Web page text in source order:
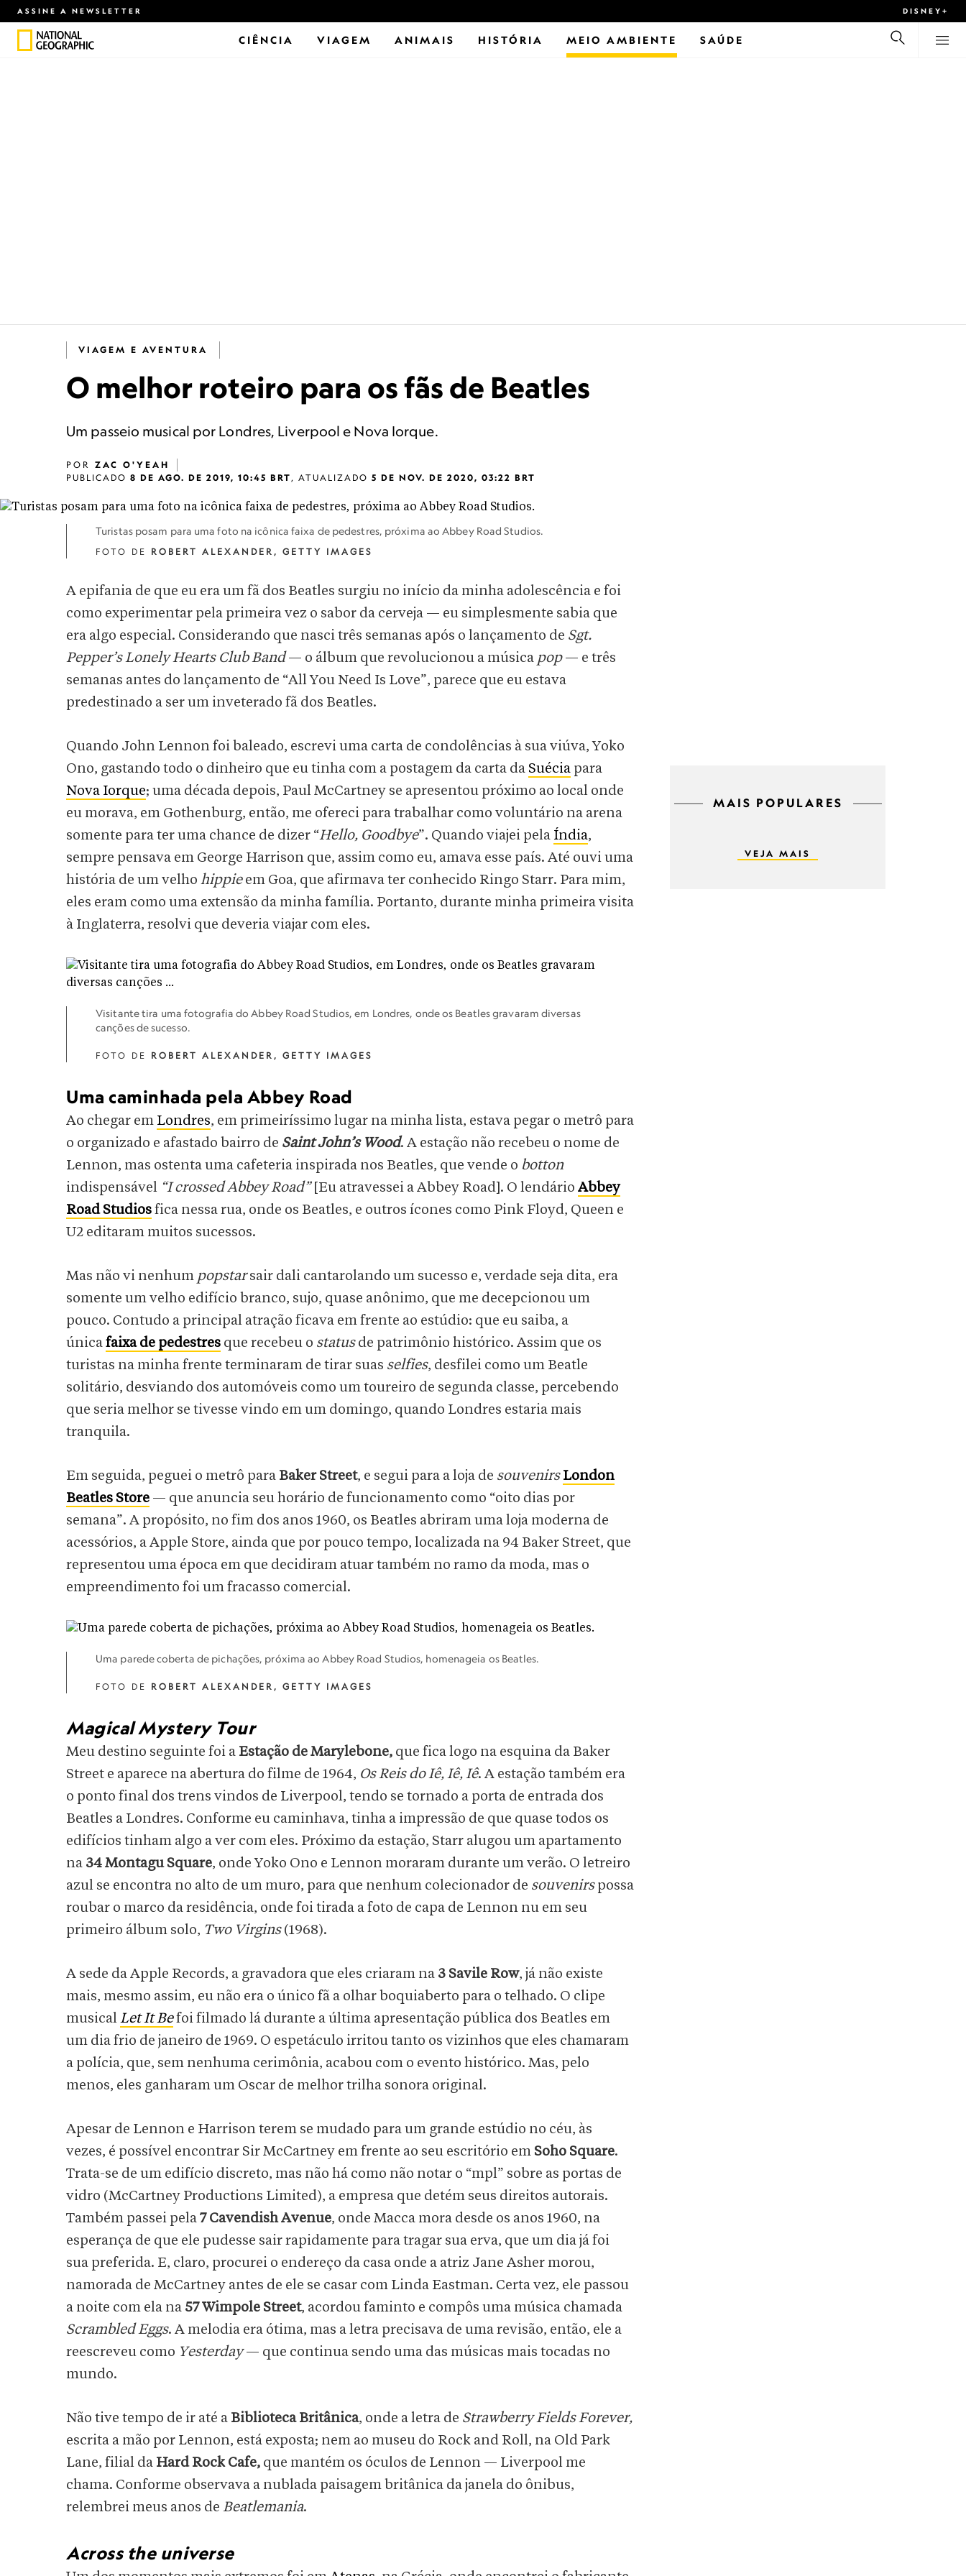
ASSINE A NEWSLETTER DISNEY+
CIÊNCIA VIAGEM ANIMAIS HISTÓRIA MEIO AMBIENTE SAÚDE
VIAGEM E AVENTURA
O melhor roteiro para os fãs de Beatles
Um passeio musical por Londres, Liverpool e Nova Iorque.
POR ZAC O'YEAH
PUBLICADO 8 DE AGO. DE 2019, 10:45 BRT, ATUALIZADO 5 DE NOV. DE 2020, 03:22 BRT
Turistas posam para uma foto na icônica faixa de pedestres, próxima ao Abbey Road Studios.
FOTO DE ROBERT ALEXANDER, GETTY IMAGES
A epifania de que eu era um fã dos Beatles surgiu no início da minha adolescência e foi
como experimentar pela primeira vez o sabor da cerveja — eu simplesmente sabia que
era algo especial. Considerando que nasci três semanas após o lançamento de Sgt.
Pepper’s Lonely Hearts Club Band— o álbum que revolucionou a música pop— e três
semanas antes do lançamento de “All You Need Is Love”, parece que eu estava
predestinado a ser um inveterado fã dos Beatles.
Quando John Lennon foi baleado, escrevi uma carta de condolências à sua viúva, Yoko
Ono, gastando todo o dinheiro que eu tinha com a postagem da carta da Suécia para
Nova Iorque; uma década depois, Paul McCartney se apresentou próximo ao local onde
eu morava, em Gothenburg, então, me ofereci para trabalhar como voluntário na arena
somente para ter uma chance de dizer “Hello, Goodbye”. Quando viajei pela Índia,
sempre pensava em George Harrison que, assim como eu, amava esse país. Até ouvi uma
história de um velho hippieem Goa, que afirmava ter conhecido Ringo Starr. Para mim,
eles eram como uma extensão da minha família. Portanto, durante minha primeira visita
à Inglaterra, resolvi que deveria viajar com eles.
Visitante tira uma fotografia do Abbey Road Studios, em Londres, onde os Beatles gravaram diversas
canções de sucesso.
FOTO DE ROBERT ALEXANDER, GETTY IMAGES
Uma caminhada pela Abbey Road
Ao chegar em Londres, em primeiríssimo lugar na minha lista, estava pegar o metrô para
o organizado e afastado bairro de Saint John’s Wood. A estação não recebeu o nome de
Lennon, mas ostenta uma cafeteria inspirada nos Beatles, que vende o botton
indispensável “I crossed Abbey Road”[Eu atravessei a Abbey Road]. O lendário Abbey
Road Studiosfica nessa rua, onde os Beatles, e outros ícones como Pink Floyd, Queen e
U2 editaram muitos sucessos.
Mas não vi nenhum popstarsair dali cantarolando um sucesso e, verdade seja dita, era
somente um velho edifício branco, sujo, quase anônimo, que me decepcionou um
pouco. Contudo a principal atração ficava em frente ao estúdio: que eu saiba, a
únicafaixa de pedestres que recebeu o statusde patrimônio histórico. Assim que os
turistas na minha frente terminaram de tirar suas selfies, desfilei como um Beatle
solitário, desviando dos automóveis como um toureiro de segunda classe, percebendo
que seria melhor se tivesse vindo em um domingo, quando Londres estaria mais
tranquila.
Em seguida, peguei o metrô para Baker Street, e segui para a loja de souvenirs London
Beatles Store — que anuncia seu horário de funcionamento como “oito dias por
semana”. A propósito, no fim dos anos 1960, os Beatles abriram uma loja moderna de
acessórios, a Apple Store, ainda que por pouco tempo, localizada na 94 Baker Street, que
representou uma época em que decidiram atuar também no ramo da moda, mas o
empreendimento foi um fracasso comercial.
Uma parede coberta de pichações, próxima ao Abbey Road Studios, homenageia os Beatles.
FOTO DE ROBERT ALEXANDER, GETTY IMAGES
Magical Mystery Tour
Meu destino seguinte foi a Estação de Marylebone, que fica logo na esquina da Baker
Street e aparece na abertura do filme de 1964, Os Reis do Iê, Iê, Iê. A estação também era
o ponto final dos trens vindos de Liverpool, tendo se tornado a porta de entrada dos
Beatles a Londres. Conforme eu caminhava, tinha a impressão de que quase todos os
edifícios tinham algo a ver com eles. Próximo da estação, Starr alugou um apartamento
na 34 Montagu Square, onde Yoko Ono e Lennon moraram durante um verão. O letreiro
azul se encontra no alto de um muro, para que nenhum colecionador de souvenirspossa
roubar o marco da residência, onde foi tirada a foto de capa de Lennon nu em seu
primeiro álbum solo, Two Virgins(1968).
A sede da Apple Records, a gravadora que eles criaram na 3 Savile Row, já não existe
mais, mesmo assim, eu não era o único fã a olhar boquiaberto para o telhado. O clipe
musicalLet It Befoi filmado lá durante a última apresentação pública dos Beatles em
um dia frio de janeiro de 1969. O espetáculo irritou tanto os vizinhos que eles chamaram
a polícia, que, sem nenhuma cerimônia, acabou com o evento histórico. Mas, pelo
menos, eles ganharam um Oscar de melhor trilha sonora original.
Apesar de Lennon e Harrison terem se mudado para um grande estúdio no céu, às
vezes, é possível encontrar Sir McCartney em frente ao seu escritório em Soho Square.
Trata-se de um edifício discreto, mas não há como não notar o “mpl” sobre as portas de
vidro (McCartney Productions Limited), a empresa que detém seus direitos autorais.
Também passei pela7 Cavendish Avenue, onde Macca mora desde os anos 1960, na
esperança de que ele pudesse sair rapidamente para tragar sua erva, que um dia já foi
sua preferida. E, claro, procurei o endereço da casa onde a atriz Jane Asher morou,
namorada de McCartney antes de ele se casar com Linda Eastman. Certa vez, ele passou
a noite com ela na 57 Wimpole Street, acordou faminto e compôs uma música chamada
Scrambled Eggs. A melodia era ótima, mas a letra precisava de uma revisão, então, ele a
reescreveu como Yesterday— que continua sendo uma das músicas mais tocadas no
mundo.
Não tive tempo de ir até a Biblioteca Britânica, onde a letra de Strawberry Fields Forever,
escrita a mão por Lennon, está exposta; nem ao museu do Rock and Roll, na Old Park
Lane, filial da Hard Rock Cafe, que mantém os óculos de Lennon — Liverpool me
chama. Conforme observava a nublada paisagem britânica da janela do ônibus,
relembrei meus anos de Beatlemania.
Across the universe
MAIS POPULARES
VEJA MAIS